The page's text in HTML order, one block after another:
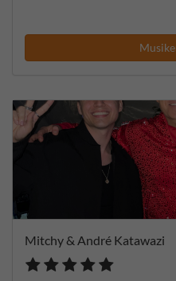
Mitchy & André Katawazi